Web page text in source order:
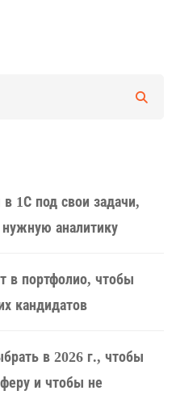
в 1С под свои задачи,
аналитику
в портфолио, чтобы
кандидатов
в 2026 г., чтобы
и чтобы не